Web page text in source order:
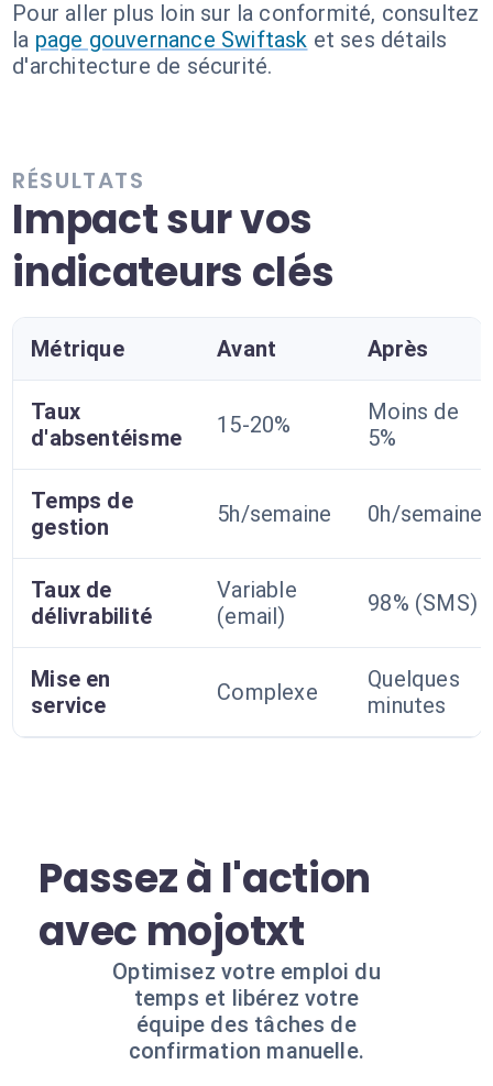
Pour aller plus loin sur la conformité, consultez
la page gouvernance Swiftask et ses détails
d'architecture de sécurité.
RÉSULTATS
Impact sur vos
indicateurs clés
Métrique Avant Après
Taux
d'absentéisme
15-20%
Moins de
5%
Temps de
gestion
5h/semaine 0h/semaine
Taux de
délivrabilité
Variable
(email)
98% (SMS)
Mise en
service
Complexe
Quelques
minutes
Passez à l'action
avec mojotxt
Optimisez votre emploi du
temps et libérez votre
équipe des tâches de
confirmation manuelle.